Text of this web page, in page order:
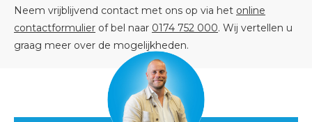
Neem vrijblijvend contact met ons op via het online
contactformulier of bel naar 0174 752 000. Wij vertellen u
graag meer over de mogelijkheden.